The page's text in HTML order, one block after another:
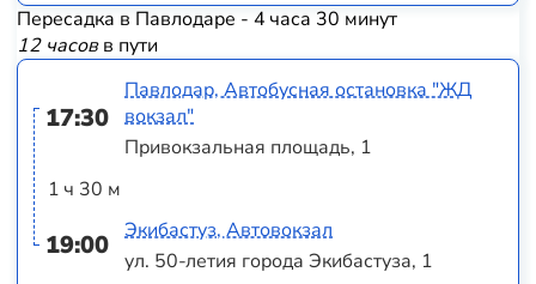
Пересадка в Павлодаре - 4 часа 30 минут
12 часовв пути
17:30
1 ч 30 м
19:00
Павлодар, Автобусная остановка "ЖД
вокзал"
Привокзальная площадь, 1
Экибастуз, Автовокзал
ул. 50-летия города Экибастуза, 1